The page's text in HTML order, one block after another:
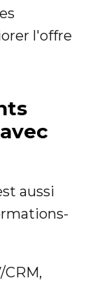
l'offre
aussi